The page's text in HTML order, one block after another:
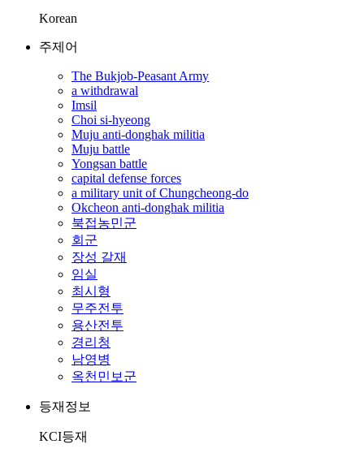
Korean
주제어
The Bukjob-Peasant Army
a withdrawal
Imsil
Choi si-hyeong
Muju anti-donghak militia
Muju battle
Yongsan battle
capital defense forces
a military unit of Chungcheong-do
Okcheon anti-donghak militia
북접농민군
회군
장성 갈재
임실
최시형
무주전투
용산전투
경리청
남영병
옥천민보군
등재정보
KCI등재